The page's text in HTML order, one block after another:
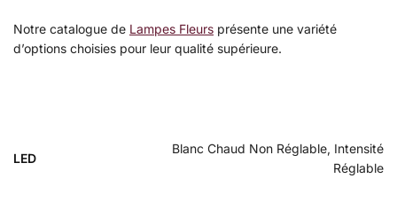
Notre catalogue de Lampes Fleurs présente une variété
d’options choisies pour leur qualité supérieure.
LED
Blanc Chaud Non Réglable, Intensité
Réglable